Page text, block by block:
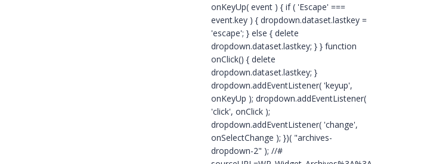
onKeyUp( event ) { if ( 'Escape' ===
event.key ) { dropdown.dataset.lastkey =
'escape'; } else { delete
dropdown.dataset.lastkey; } } function
onClick() { delete
dropdown.dataset.lastkey; }
dropdown.addEventListener( 'keyup',
onKeyUp ); dropdown.addEventListener(
'click', onClick );
dropdown.addEventListener( 'change',
onSelectChange ); })( "archives-
dropdown-2" ); //#